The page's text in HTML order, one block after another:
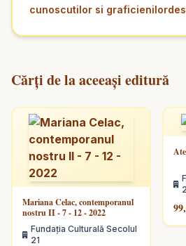
cunoscutilor si graficienilorde
Cărți de la aceeași editură
Mariana Celac, contemporanul
nostru II - 7 - 12 - 2022
Fundaţia Culturală Secolul
21